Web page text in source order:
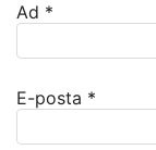
Ad *
E-posta *